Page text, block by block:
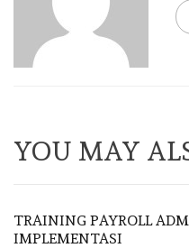
YOU MAY
TRAINING PAYROLL
IMPLEMENTASI